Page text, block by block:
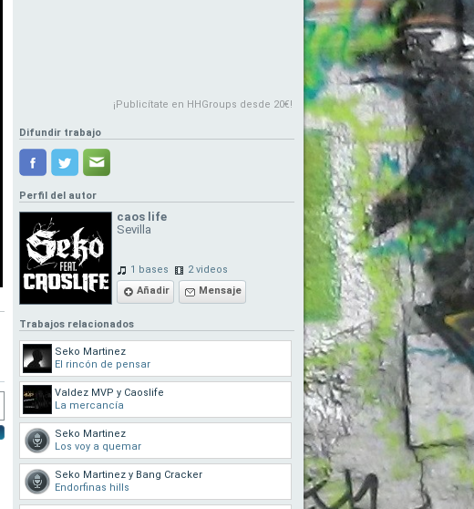
¡Publicítate en HHGroups desde 20€!
Difundir trabajo
Perfil del autor
caos life
Sevilla
1 bases
2 videos
Añadir
Mensaje
Trabajos relacionados
Seko Martinez
El rincón de pensar
Valdez MVP y Caoslife
La mercancía
Seko Martinez
Los voy a quemar
Seko Martinez y Bang Cracker
Endorfinas hills